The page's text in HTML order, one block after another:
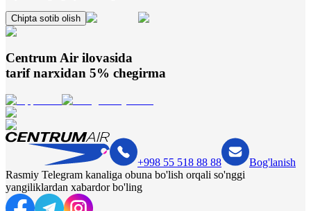
Chipta sotib olish
Centrum Air ilovasida
tarif narxidan 5% chegirma
+998 55 518 88 88
Bog'lanish
Rasmiy Telegram kanaliga obuna bo'lish orqali so'nggi
yangiliklardan xabardor bo'ling